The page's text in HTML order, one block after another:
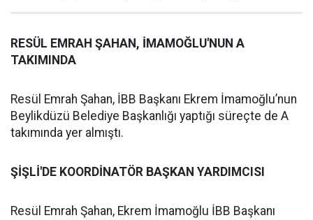
RESÜL EMRAH ŞAHAN, İMAMOĞLU'NUN A
TAKIMINDA
Resül Emrah Şahan, İBB Başkanı Ekrem İmamoğlu’nun
Beylikdüzü Belediye Başkanlığı yaptığı süreçte de A
takımında yer almıştı.
ŞİŞLİ'DE KOORDİNATÖR BAŞKAN YARDIMCISI
Resül Emrah Şahan, Ekrem İmamoğlu İBB Başkanı